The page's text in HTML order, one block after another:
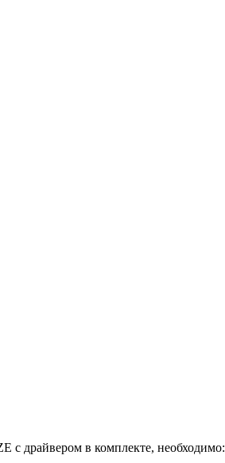
с драйвером в комплекте, необходимо: